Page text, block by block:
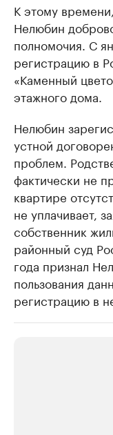
К этому
Нелюбин
полномочия. С
регистрацию в
«Каменный
этажного дома.
Нелюбин
устной
проблем.
фактически не
квартире
не уплачивает,
собственник
районный суд
года признал
пользования
регистрацию в